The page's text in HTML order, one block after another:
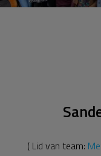
( Lid van team: